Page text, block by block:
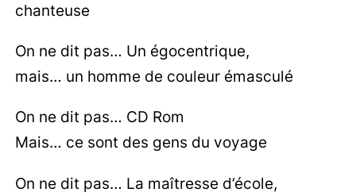
chanteuse
On ne dit pas… Un égocentrique,
mais… un homme de couleur émasculé
On ne dit pas… CD Rom
Mais… ce sont des gens du voyage
On ne dit pas… La maîtresse d’école,